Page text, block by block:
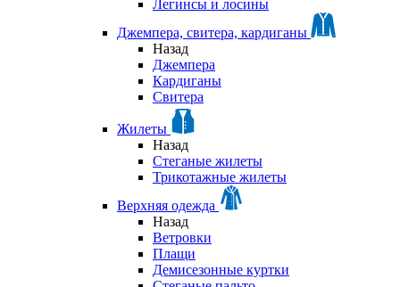
Легинсы и лосины
Джемпера, свитера, кардиганы
Назад
Джемпера
Кардиганы
Свитера
Жилеты
Назад
Стеганые жилеты
Трикотажные жилеты
Верхняя одежда
Назад
Ветровки
Плащи
Демисезонные куртки